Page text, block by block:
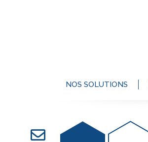
NOS SOLUTIONS